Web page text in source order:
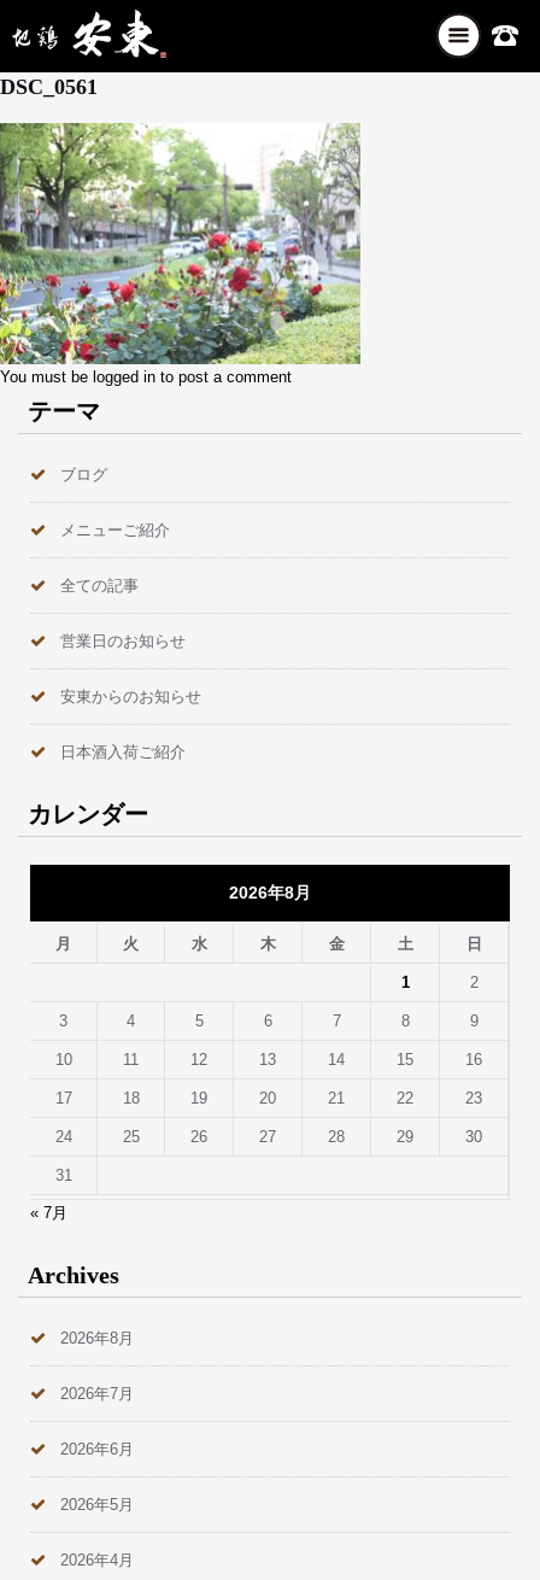
ナ
ビ
5月 1, 2026
DSC_0561
You must be logged in to post a comment
テーマ
ブログ
メニューご紹介
全ての記事
営業日のお知らせ
安東からのお知らせ
日本酒入荷ご紹介
カレンダー
2026年8月
月 火 水 木 金 土 日
1 2
3 4 5 6 7 8 9
10 11 12 13 14 15 16
17 18 19 20 21 22 23
24 25 26 27 28 29 30
31
« 7月
Archives
2026年8月
2026年7月
2026年6月
2026年5月
2026年4月